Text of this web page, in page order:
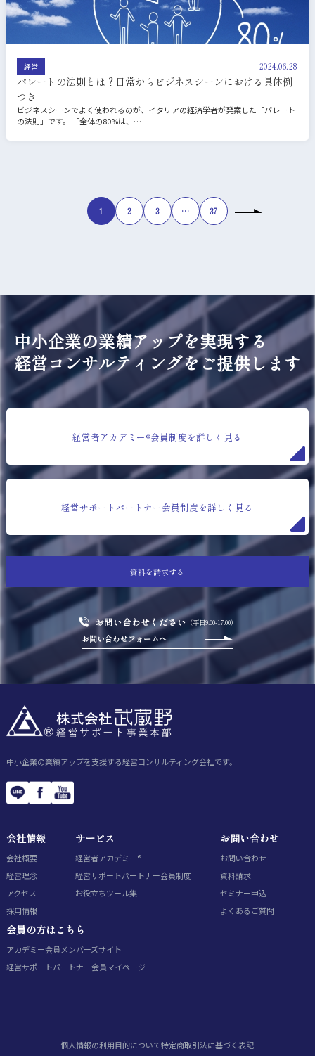
経営 2024.06.28
パレートの法則とは？日常からビジネスシーンにおける具体例
つき
ビジネスシーンでよく使われるのが、イタリアの経済学者が発案した「パレート
の法則」です。 「全体の80%は、…
1 2 3 … 37
中小企業の業績アップを実現する
経営コンサルティングをご提供します
資料を請求する
お問い合わせください （平日9:00-17:00）
お問い合わせフォームへ
経営者アカデミー®会員制度を詳しく見る
経営サポートパートナー会員制度を詳しく見る
中小企業の業績アップを支援する経営コンサルティング会社です。
会社情報
会社概要
経営理念
アクセス
採用情報
サービス
経営者アカデミー®
経営サポートパートナー会員制度
お役立ちツール集
お問い合わせ
お問い合わせ
資料請求
セミナー申込
よくあるご質問
会員の方はこちら
アカデミー会員 メンバーズサイト
経営サポートパートナー会員マイページ
個人情報の利用目的について特定商取引法に基づく表記